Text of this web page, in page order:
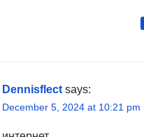
Dennisflect says:
December 5, 2024 at 10:21 pm